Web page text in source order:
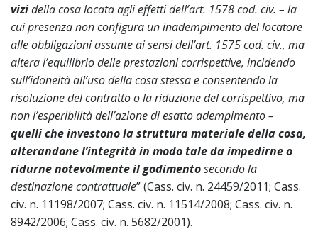
vizidella cosa locata agli effetti dell’art. 1578 cod. civ. – la
cui presenza non configura un inadempimento del locatore
alle obbligazioni assunte ai sensi dell’art. 1575 cod. civ., ma
altera l’equilibrio delle prestazioni corrispettive, incidendo
sull’idoneità all’uso della cosa stessa e consentendo la
risoluzione del contratto o la riduzione del corrispettivo, ma
non l’esperibilità dell’azione di esatto adempimento –
quelli che investono la struttura materiale della cosa,
alterandone l’integrità in modo tale da impedirne o
ridurne notevolmente il godimentosecondo la
destinazione contrattuale” (Cass. civ. n. 24459/2011; Cass.
civ. n. 11198/2007; Cass. civ. n. 11514/2008; Cass. civ. n.
8942/2006; Cass. civ. n. 5682/2001).